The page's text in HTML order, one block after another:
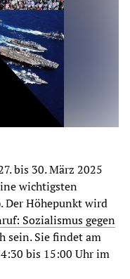
bis 30. März 2025
wichtigsten
Der Höhepunkt wird
Sozialismus gegen
sein. Sie findet am
bis 15:00 Uhr im